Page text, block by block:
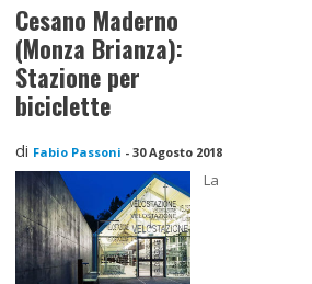
Cesano Maderno
(Monza Brianza):
Stazione per
biciclette
di Fabio Passoni -30 Agosto 2018
La